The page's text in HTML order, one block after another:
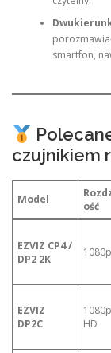
smartfon,
czujnikiem
Model
ość
EZVIZ CP4 /
DP2 2K
EZVIZ
DP2C
HD